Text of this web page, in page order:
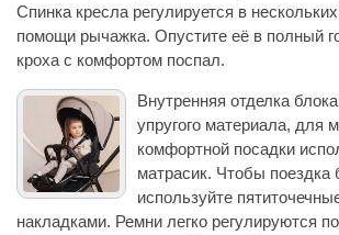
Спинка кресла регулируется в
помощи рычажка. Опустите её в полный
кроха с комфортом поспал.
Внутренняя отделка
упругого материала, для
комфортной посадки
матрасик. Чтобы поездка
используйте
накладками. Ремни легко регулируются